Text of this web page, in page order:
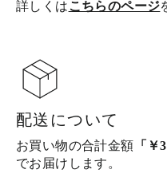
詳しくは こちらのページ
配送について
お買い物の合計金額 「￥
でお届けします。